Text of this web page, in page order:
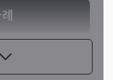
습니다. 손님은
은 빚을 갚아야